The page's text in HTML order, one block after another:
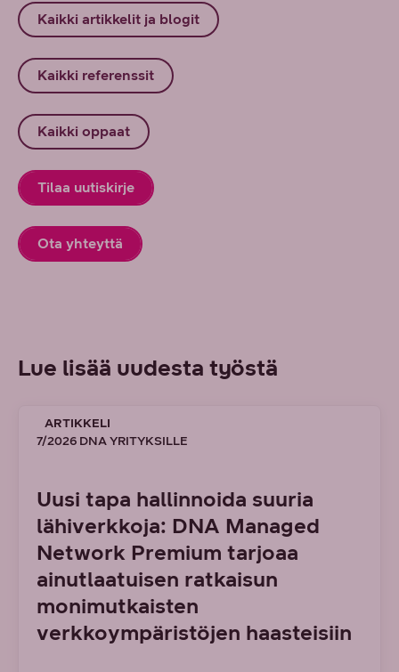
Kaikki artikkelit ja blogit
Kaikki referenssit
Kaikki oppaat
Tilaa uutiskirje
Ota yhteyttä
Lue lisää uudesta työstä
ARTIKKELI
7/2026 DNA YRITYKSILLE
Uusi tapa hallinnoida suuria
lähiverkkoja: DNA Managed
Network Premium tarjoaa
ainutlaatuisen ratkaisun
monimutkaisten
verkkoympäristöjen haasteisiin